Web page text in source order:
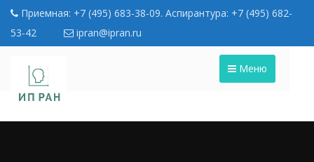
Приемная: +7 (495) 683-38-09. Аспирантура: +7 (495) 682-
53-42
ipran@ipran.ru
Меню